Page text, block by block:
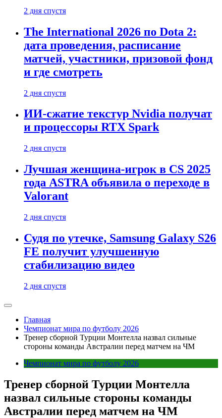
2 дня спустя
The International 2026 по Dota 2:
дата проведения, расписание
матчей, участники, призовой фонд
и где смотреть
2 дня спустя
ИИ-сжатие текстур Nvidia получат
и процессоры RTX Spark
2 дня спустя
Лучшая женщина-игрок в CS 2025
года ASTRA объявила о переходе в
Valorant
2 дня спустя
Судя по утечке, Samsung Galaxy S26
FE получит улучшенную
стабилизацию видео
2 дня спустя
Главная
Чемпионат мира по футболу 2026
Тренер сборной Турции Монтелла назвал сильные
стороны команды Австралии перед матчем на ЧМ
Чемпионат мира по футболу 2026
Тренер сборной Турции Монтелла
назвал сильные стороны команды
Австралии перед матчем на ЧМ